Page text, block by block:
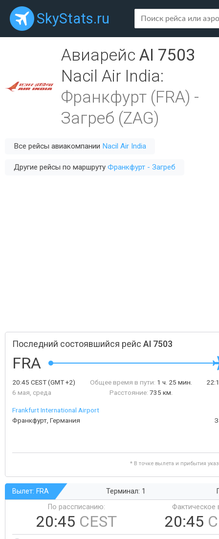
SkyStats.ru
Авиарейс AI 7503
Nacil Air India:
Франкфурт (FRA) -
Загреб (ZAG)
Все рейсы авиакомпании Nacil Air India
Другие рейсы по маршруту Франкфурт - Загреб
Последний состоявшийся рейс AI 7503
FRA
20:45 CEST(GMT +2)
6 мая, среда
Общее время в пути: 1 ч. 25 мин.
Расстояние: 735 км.
Frankfurt International Airport
Франкфурт, Германия
* В точке вылета и прибытия
Вылет: FRA Терминал: 1
По рассписанию:
20:45 CEST
Фактическое
20:45